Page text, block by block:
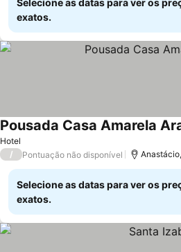
Selecione as datas para ver os
exatos.
Hotel
Pousada Casa Amarela
/ Pontuação não disponível
Selecione as datas para ver os
exatos.